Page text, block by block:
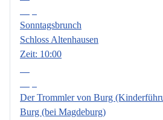
Sonntagsbrunch
Schloss Altenhausen
Zeit: 10:00
Der Trommler von Burg
Burg (bei Magdeburg)